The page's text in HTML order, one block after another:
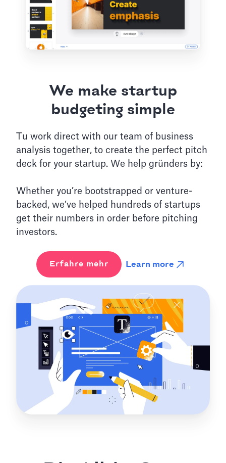
We make startup
budgeting simple
Tu work direct with our team of business
analysis together, to create the perfect pitch
deck for your startup. We help gründers by:
Whether you’re bootstrapped or venture-
backed, we’ve helped hundreds of startups
get their numbers in order before pitching
investors.
Erfahre mehr Learn more